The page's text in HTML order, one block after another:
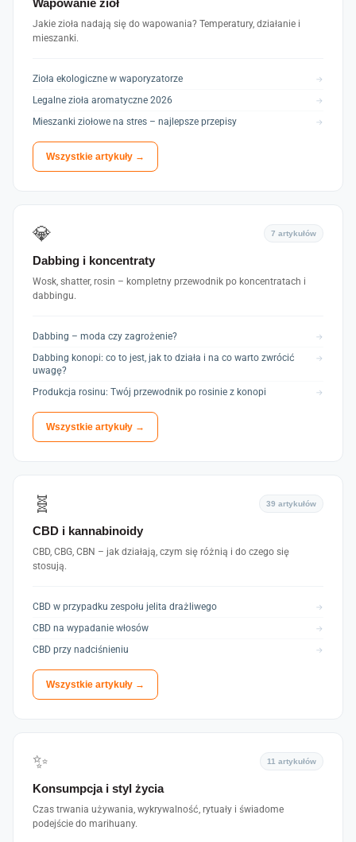
Jakie zioła nadają się do wapowania? Temperatury, działanie i
mieszanki.
Zioła ekologiczne w waporyzatorze →
Legalne zioła aromatyczne 2026 →
Mieszanki ziołowe na stres – najlepsze przepisy →
Wszystkie artykuły →
💎 7 artykułów
Dabbing i koncentraty
Wosk, shatter, rosin – kompletny przewodnik po koncentratach i
dabbingu.
Dabbing – moda czy zagrożenie? →
Dabbing konopi: co to jest, jak to działa i na co warto zwrócić
uwagę?
→
Produkcja rosinu: Twój przewodnik po rosinie z konopi →
Wszystkie artykuły →
🧬 39 artykułów
CBD i kannabinoidy
CBD, CBG, CBN – jak działają, czym się różnią i do czego się
stosują.
CBD w przypadku zespołu jelita drażliwego →
CBD na wypadanie włosów →
CBD przy nadciśnieniu →
Wszystkie artykuły →
✨ 11 artykułów
Konsumpcja i styl życia
Czas trwania używania, wykrywalność, rytuały i świadome
podejście do marihuany.